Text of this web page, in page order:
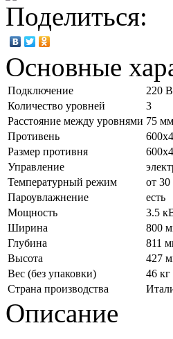
Поделиться:
Основные
Подключение
220 В
Количество уровней
3
Расстояние между уровнями 75 мм
Противень
Размер противня
Управление
Температурный режим
от 30
Пароувлажнение
есть
Мощность
3.5
Ширина
800
Глубина
811
Высота
427
Вес (без упаковки)
46 кг
Страна производства
Описание